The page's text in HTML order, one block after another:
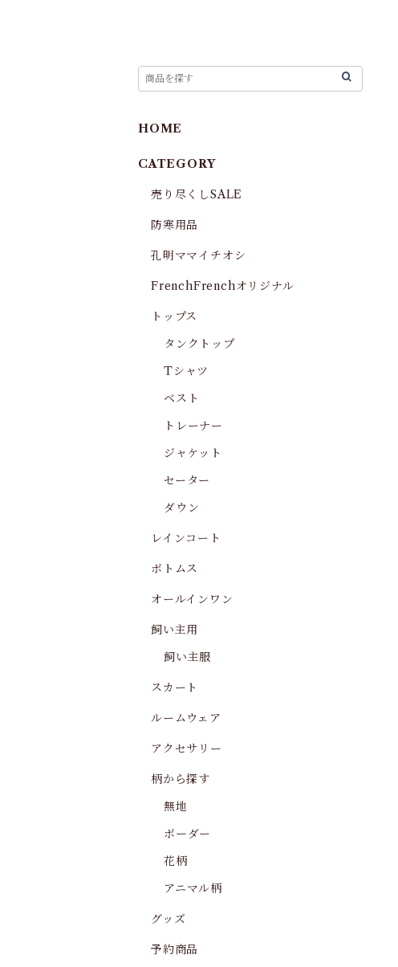
HOME
CATEGORY
売り尽くしSALE
防寒用品
孔明ママイチオシ
FrenchFrenchオリジナル
トップス
タンクトップ
Tシャツ
ベスト
トレーナー
ジャケット
セーター
ダウン
レインコート
ボトムス
オールインワン
飼い主用
飼い主服
スカート
ルームウェア
アクセサリー
柄から探す
無地
ボーダー
花柄
アニマル柄
グッズ
予約商品